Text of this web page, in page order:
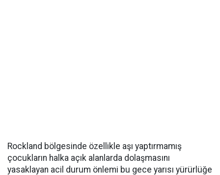
Rockland bölgesinde özellikle aşı yaptırmamış
çocukların halka açık alanlarda dolaşmasını
yasaklayan acil durum önlemi bu gece yarısı yürürlüğe